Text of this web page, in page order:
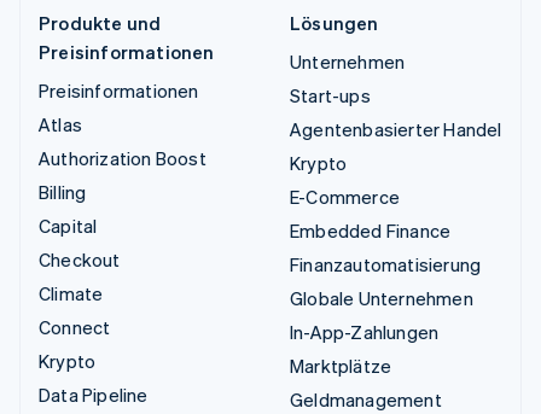
Produkte und
Preisinformationen
Preisinformationen
Atlas
Authorization Boost
Billing
Capital
Checkout
Climate
Connect
Krypto
Data Pipeline
Lösungen
Unternehmen
Start-ups
Agentenbasierter Handel
Krypto
E-Commerce
Embedded Finance
Finanzautomatisierung
Globale Unternehmen
In-App-Zahlungen
Marktplätze
Geldmanagement